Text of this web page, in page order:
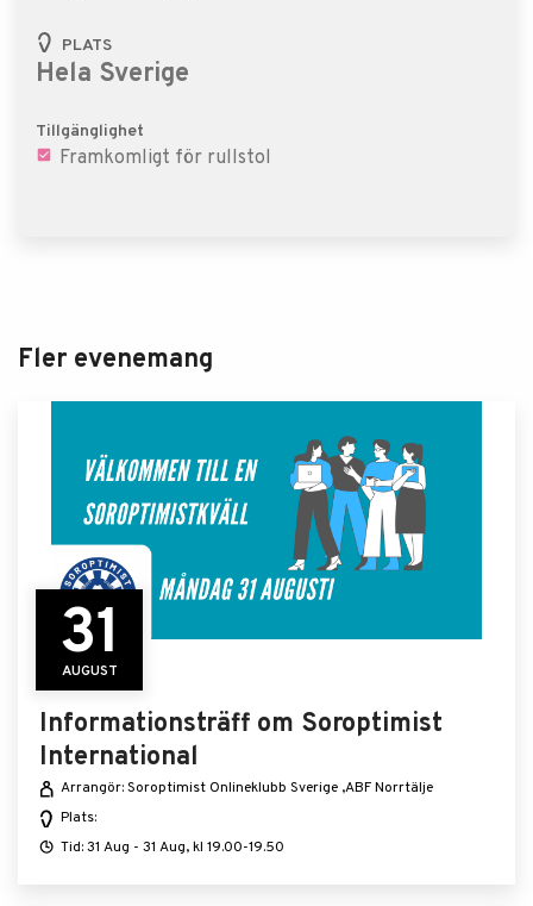
PLATS
Hela Sverige
Tillgänglighet
Framkomligt för rullstol
Fler evenemang
31
AUGUST
Informationsträff om Soroptimist
International
Arrangör: Soroptimist Onlineklubb Sverige ,ABF Norrtälje
Plats:
Tid: 31 Aug - 31 Aug, kl 19.00-19.50